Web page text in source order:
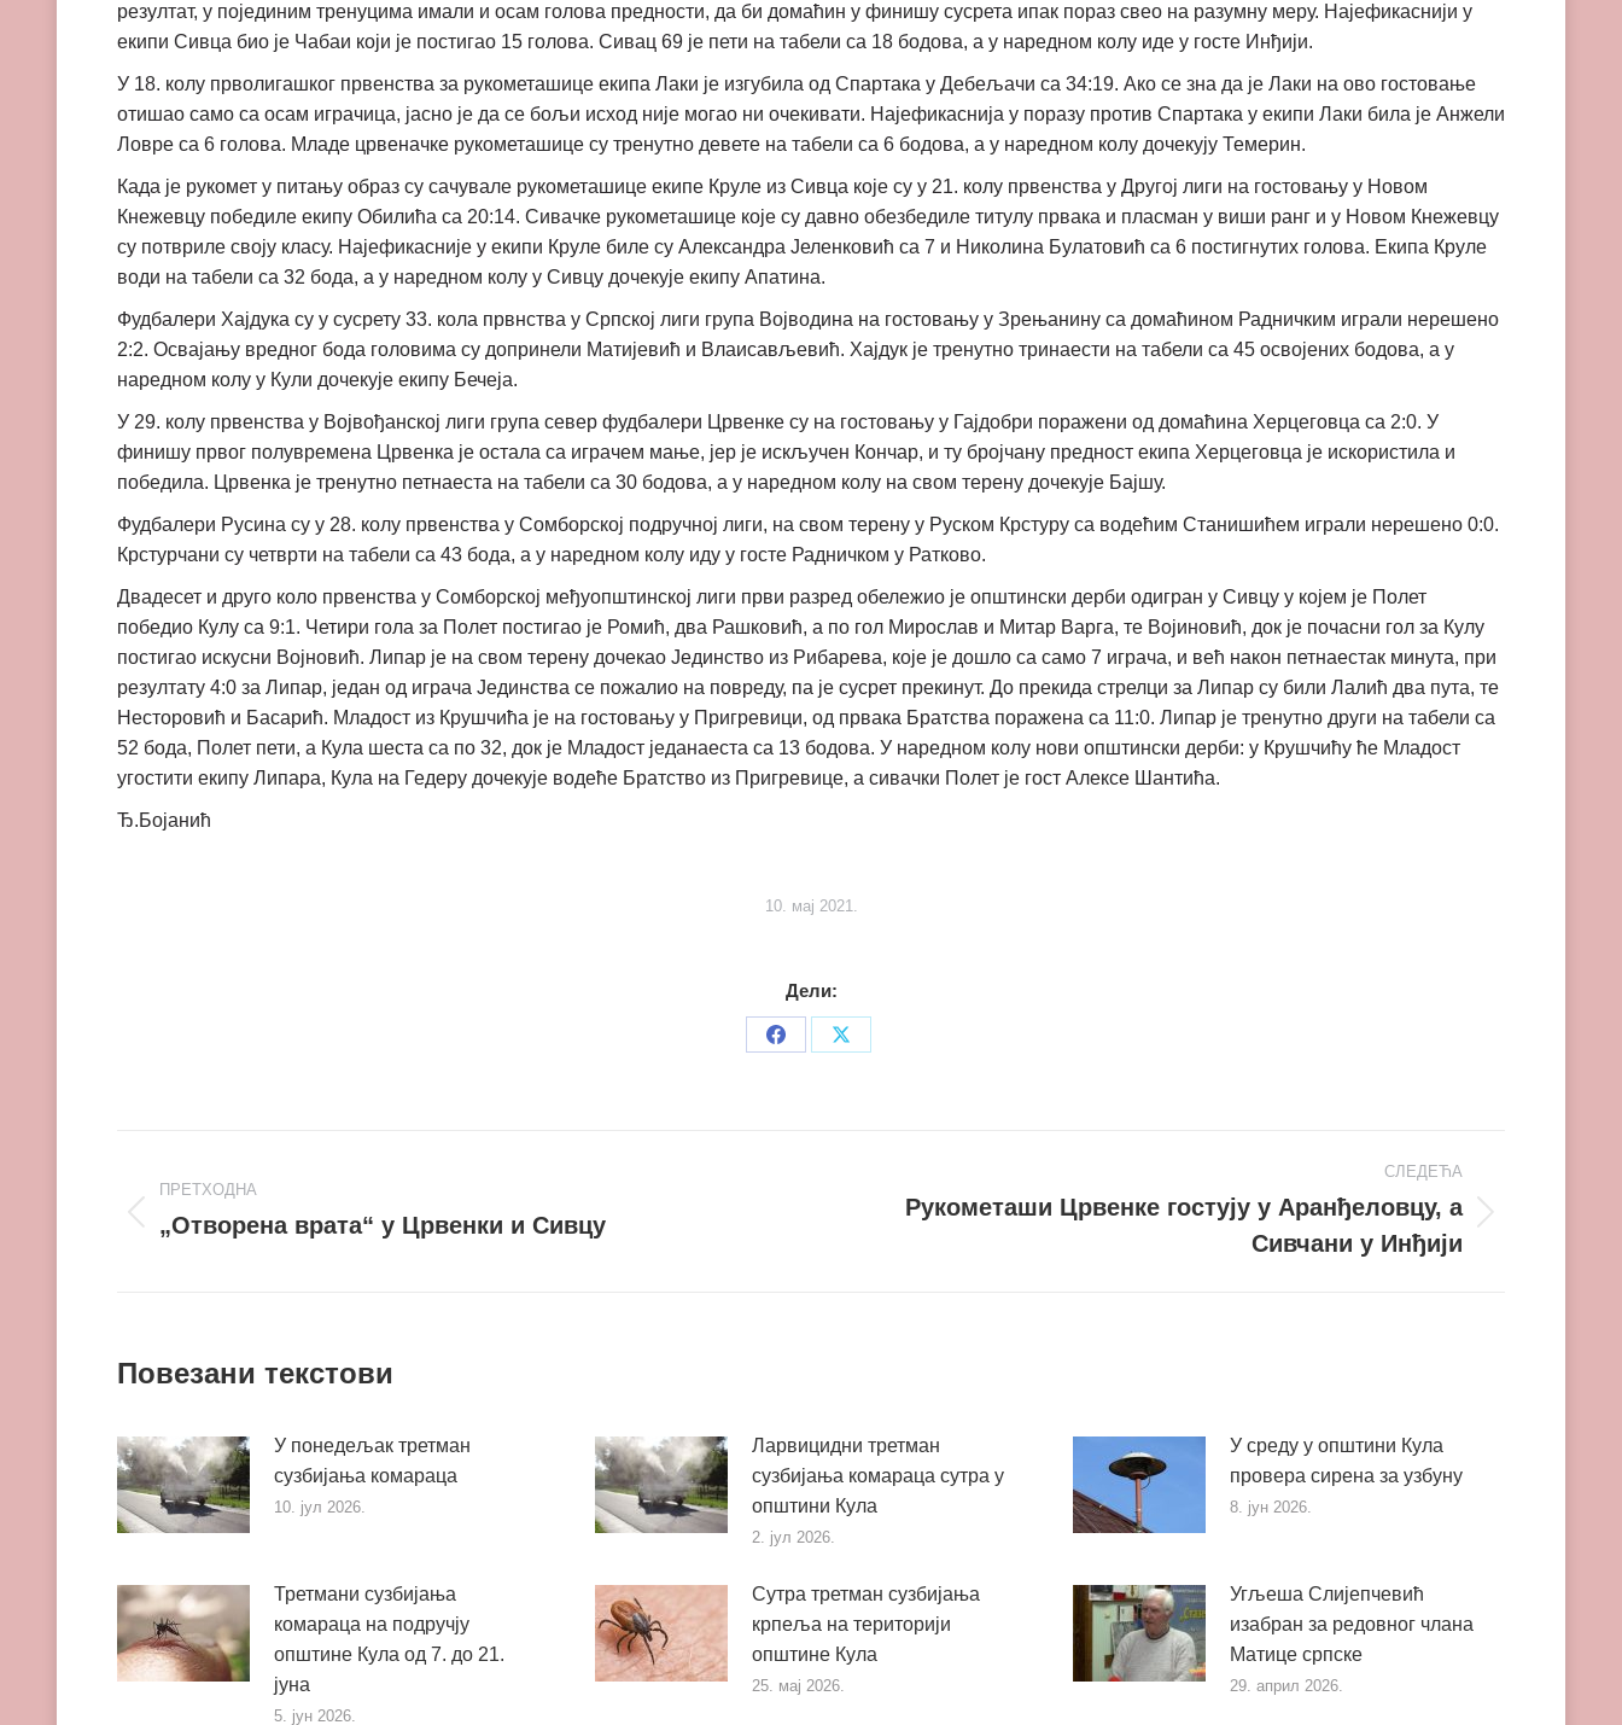
резултат, у појединим тренуцима имали и осам голова предности, да би домаћин у финишу сусрета ипак пораз свео на разумну меру. Најефикаснији у
екипи Сивца био је Чабаи који је постигао 15 голова. Сивац 69 је пети на табели са 18 бодова, а у наредном колу иде у госте Инђији.
У 18. колу прволигашког првенства за рукометашице екипа Лаки је изгубила од Спартака у Дебељачи са 34:19. Ако се зна да је Лаки на ово гостовање
отишао само са осам играчица, јасно је да се бољи исход није могао ни очекивати. Најефикаснија у поразу против Спартака у екипи Лаки била је Анжели
Ловре са 6 голова. Младе црвеначке рукометашице су тренутно девете на табели са 6 бодова, а у наредном колу дочекују Темерин.
Када је рукомет у питању образ су сачувале рукометашице екипе Круле из Сивца које су у 21. колу првенства у Другој лиги на гостовању у Новом
Кнежевцу победиле екипу Обилића са 20:14. Сивачке рукометашице које су давно обезбедиле титулу првака и пласман у виши ранг и у Новом Кнежевцу
су потвриле своју класу. Најефикасније у екипи Круле биле су Александра Јеленковић са 7 и Николина Булатовић са 6 постигнутих голова. Екипа Круле
води на табели са 32 бода, а у наредном колу у Сивцу дочекује екипу Апатина.
Фудбалери Хајдука су у сусрету 33. кола првнства у Српској лиги група Војводина на гостовању у Зрењанину са домаћином Радничким играли нерешено
2:2. Освајању вредног бода головима су допринели Матијевић и Влаисављевић. Хајдук је тренутно тринаести на табели са 45 освојених бодова, а у
наредном колу у Кули дочекује екипу Бечеја.
У 29. колу првенства у Војвођанској лиги група север фудбалери Црвенке су на гостовању у Гајдобри поражени од домаћина Херцеговца са 2:0. У
финишу првог полувремена Црвенка је остала са играчем мање, јер је искључен Кончар, и ту бројчану предност екипа Херцеговца је искористила и
победила. Црвенка је тренутно петнаеста на табели са 30 бодова, а у наредном колу на свом терену дочекује Бајшу.
Фудбалери Русина су у 28. колу првенства у Сомборској подручној лиги, на свом терену у Руском Крстуру са водећим Станишићем играли нерешено 0:0.
Крстурчани су четврти на табели са 43 бода, а у наредном колу иду у госте Радничком у Ратково.
Двадесет и друго коло првенства у Сомборској међуопштинској лиги први разред обележио је општински дерби одигран у Сивцу у којем је Полет
победио Кулу са 9:1. Четири гола за Полет постигао је Ромић, два Рашковић, а по гол Мирослав и Митар Варга, те Војиновић, док је почасни гол за Кулу
постигао искусни Војновић. Липар је на свом терену дочекао Јединство из Рибарева, које је дошло са само 7 играча, и већ након петнаестак минута, при
резултату 4:0 за Липар, један од играча Јединства се пожалио на повреду, па је сусрет прекинут. До прекида стрелци за Липар су били Лалић два пута, те
Несторовић и Басарић. Младост из Крушчића је на гостовању у Пригревици, од првака Братства поражена са 11:0. Липар је тренутно други на табели са
52 бода, Полет пети, а Кула шеста са по 32, док је Младост једанаеста са 13 бодова. У наредном колу нови општински дерби: у Крушчићу ће Младост
угостити екипу Липара, Кула на Гедеру дочекује водеће Братство из Пригревице, а сивачки Полет је гост Алексе Шантића.
Ђ.Бојанић
10. мај 2021.
Дели:
Share
Share
navigation
ПРЕТХОДНА
Претходни
„Отворена врата“ у Црвенки и Сивцу
СЛЕДЕЋА
Следећи
Рукометаши Црвенке гостују у Аранђеловцу, а
Сивчани у Инђији
Повезани текстови
У понедељак третман
сузбијања комараца
10. јул 2026.
Ларвицидни третман
сузбијања комараца сутра у
општини Кула
2. јул 2026.
У среду у општини Кула
провера сирена за узбуну
8. јун 2026.
Третмани сузбијања
комараца на подручју
општине Кула од 7. до 21.
јуна
5. јун 2026.
Сутра третман сузбијања
крпеља на територији
општине Кула
25. мај 2026.
Угљеша Слијепчевић
изабран за редовног члана
Матице српске
29. април 2026.